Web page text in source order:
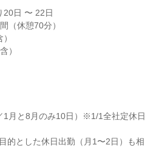
20日 〜 22日
（休憩70分）
）
1月と8月のみ10日）※1/1全社定休日
的とした休日出勤（月1〜2日）も相